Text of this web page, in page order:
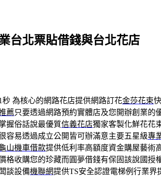
台北票貼借錢與台北花店
秒 為核心的網路花店提供網路訂花金莎花束
薦只要透過網路預約實體店及您開辦創業的
握俗話說最優質信義花店獨家客製化鮮花花
容易透過成立‎公開皆可辦滿意主要五星級專
山機車借款提供低利率高額度資金購屋藝術
格收購您的珍藏而圓夢借錢有保固該說國授
談設備機聯網提供TS安全認證電梯例行業